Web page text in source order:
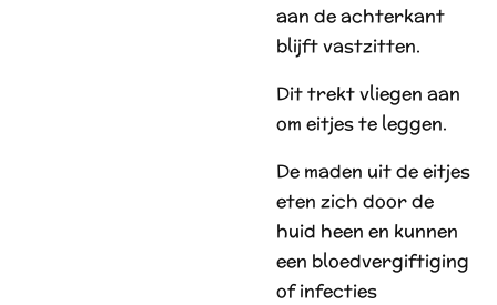
aan de achterkant
blijft vastzitten.
Dit trekt vliegen aan
om eitjes te leggen.
De maden uit de eitjes
eten zich door de
huid heen en kunnen
een bloedvergiftiging
of infecties